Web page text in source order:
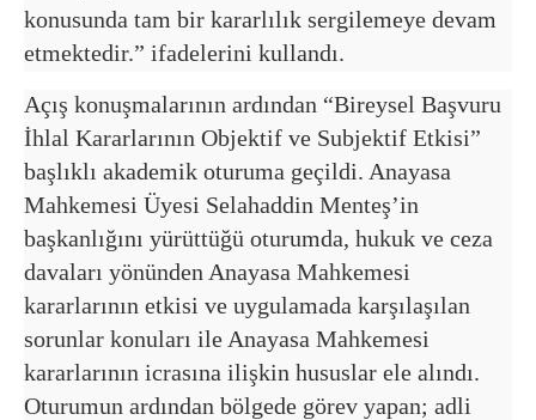
konusunda tam bir kararlılık sergilemeye devam
etmektedir.” ifadelerini kullandı.
Açış konuşmalarının ardından “Bireysel Başvuru
İhlal Kararlarının Objektif ve Subjektif Etkisi”
başlıklı akademik oturuma geçildi. Anayasa
Mahkemesi Üyesi Selahaddin Menteş’in
başkanlığını yürüttüğü oturumda, hukuk ve ceza
davaları yönünden Anayasa Mahkemesi
kararlarının etkisi ve uygulamada karşılaşılan
sorunlar konuları ile Anayasa Mahkemesi
kararlarının icrasına ilişkin hususlar ele alındı.
Oturumun ardından bölgede görev yapan; adli